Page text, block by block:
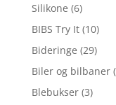
Silikone (6)
BIBS Try It (10)
Bideringe (29)
Biler og bilbaner
Blebukser (3)